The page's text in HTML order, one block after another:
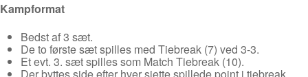
Kampformat
Bedst af 3 sæt.
De to første sæt spilles med Tiebreak (7) ved 3-3.
Et evt. 3. sæt spilles som Match Tiebreak (10).